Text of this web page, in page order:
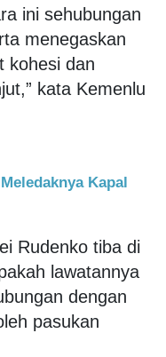
ini sehubungan
menegaskan
kohesi dan
kata Kemenlu
Kapal
Rudenko tiba di
lawatannya
dengan
pasukan